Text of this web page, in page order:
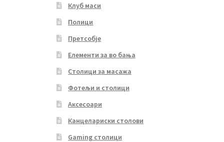
Клуб маси
Полици
Претсобје
Елементи за во бања
Столици за масажа
Фотељи и столици
Аксесоари
Канцелариски столови
Gaming столици